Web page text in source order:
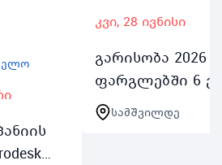
კვი, 28 ივნისი
გარისობა 2026
ფარგლებში 6
ჩატარდება
შემეცნებითი
სამშვილდე